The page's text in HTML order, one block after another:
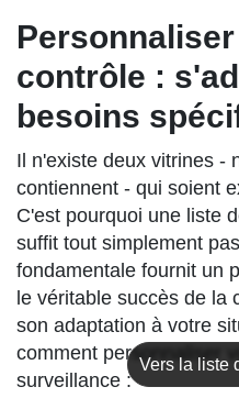
Vers la liste
contrôle :
besoins
Il n'existe deux vitrines -
contiennent - qui soient
C'est pourquoi une liste
suffit tout simplement
fondamentale fournit un
le véritable succès de la
son adaptation à votre
comment personnaliser
surveillance :